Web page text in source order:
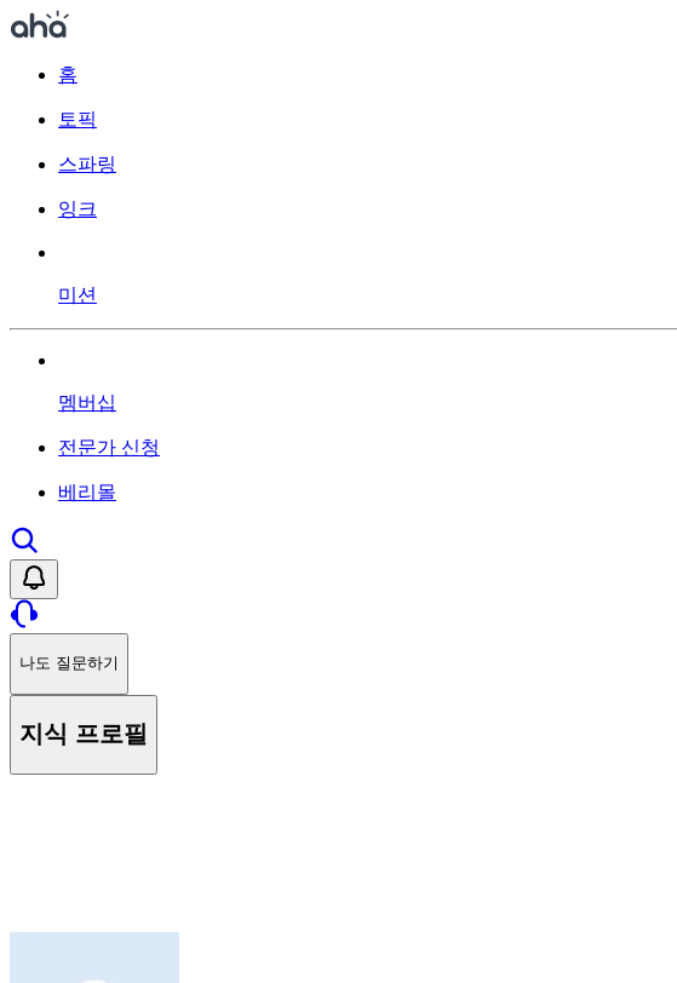
홈
토픽
스파링
잉크
미션
멤버십
전문가 신청
베리몰
나도 질문하기
지식 프로필